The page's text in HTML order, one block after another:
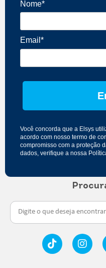
Nome*
Email*
Você concorda que a Elsys
acordo com nosso termo de
compromisso com a proteção
dados, verifique a nossa